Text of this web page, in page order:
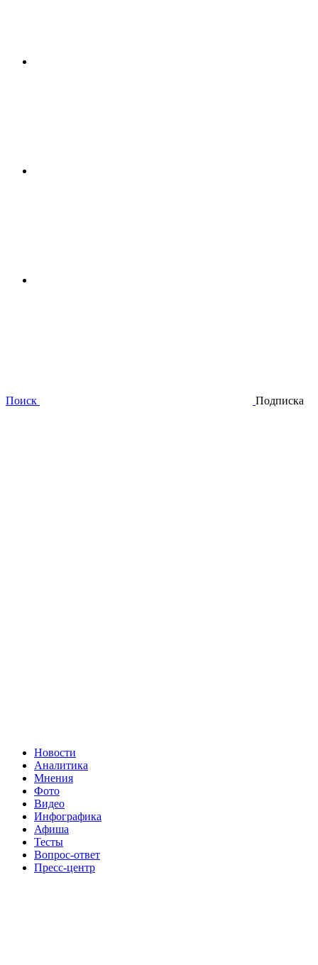
Поиск Подписка
Новости
Аналитика
Мнения
Фото
Видео
Инфографика
Афиша
Тесты
Вопрос-ответ
Пресс-центр